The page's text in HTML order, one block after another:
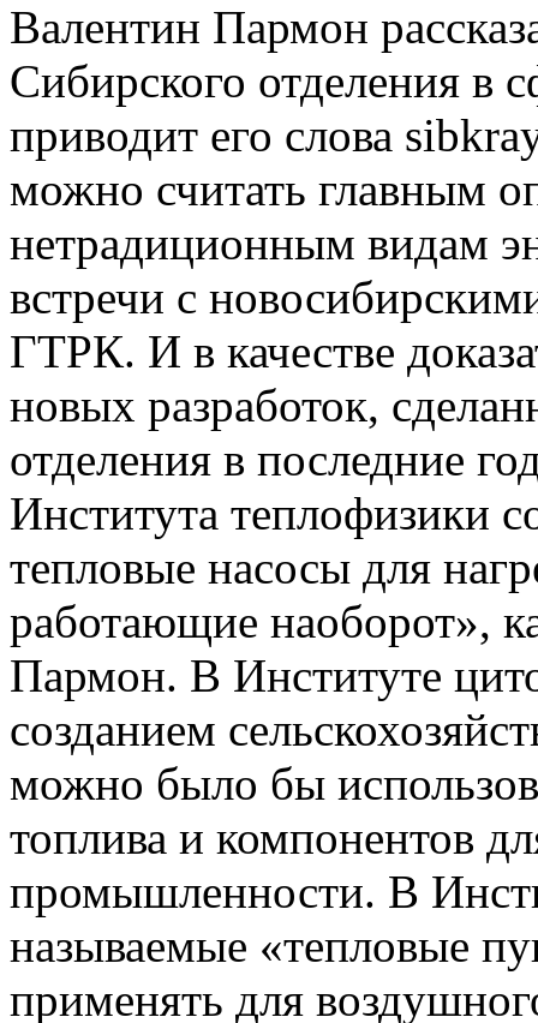
Валентин Пармон
Сибирского отделения в
приводит его слова
можно считать главным
нетрадиционным видам
встречи с
ГТРК. И в качестве
новых разработок,
отделения в последние
Института теплофизики
тепловые насосы для
работающие наоборот»,
Пармон. В Институте
созданием
можно было бы
топлива и компонентов
промышленности. В
называемые «тепловые
применять для